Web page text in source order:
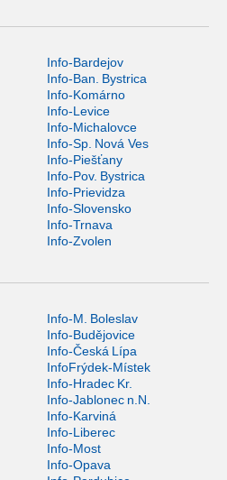
Info-Bardejov
Info-Ban. Bystrica
Info-Komárno
Info-Levice
Info-Michalovce
Info-Sp. Nová Ves
Info-Piešťany
Info-Pov. Bystrica
Info-Prievidza
Info-Slovensko
Info-Trnava
Info-Zvolen
Info-M. Boleslav
Info-Budějovice
Info-Česká Lípa
InfoFrýdek-Místek
Info-Hradec Kr.
Info-Jablonec n.N.
Info-Karviná
Info-Liberec
Info-Most
Info-Opava